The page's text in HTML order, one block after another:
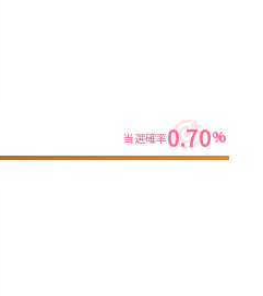
当選確率0.70%